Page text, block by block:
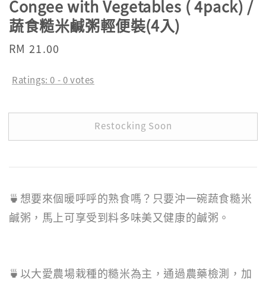
Congee with Vegetables ( 4pack) /
蔬食糙米鹹粥輕便裝(4入)
Regular
RM 21.00
Ratings:0 -0votes
Restocking Soon
🍵想要來個暖呼呼的熟食嗎？只要沖一碗蔬食糙米
鹹粥，馬上可享受到料多味美又健康的鹹粥。
🍵以大愛農場栽種的糙米為主，通過農藥檢測，加